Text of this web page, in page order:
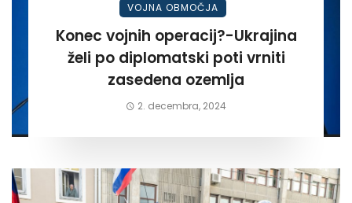
VOJNA OBMOČJA
Konec vojnih operacij?-Ukrajina
želi po diplomatski poti vrniti
zasedena ozemlja
2. decembra, 2024